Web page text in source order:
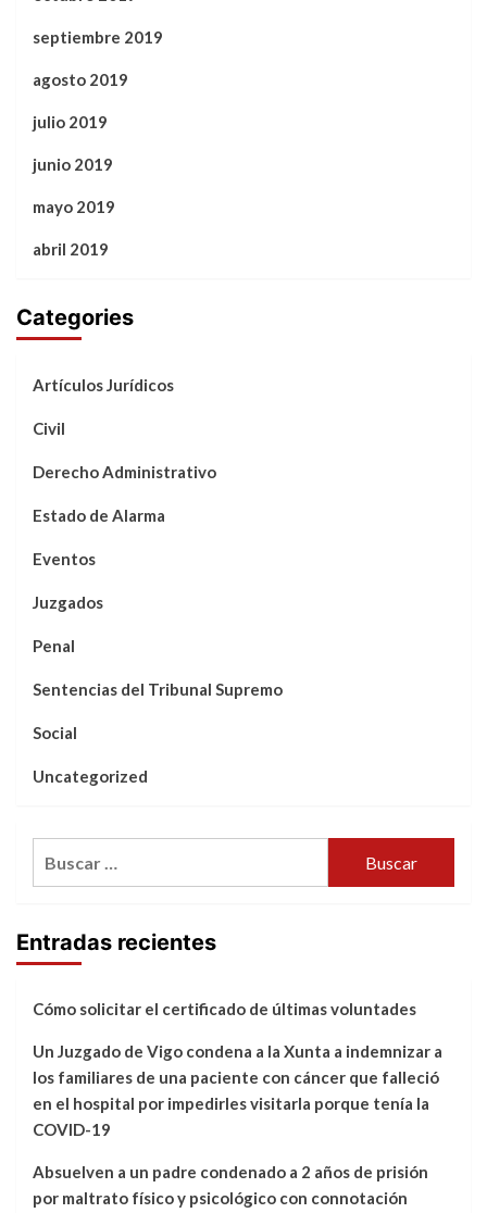
septiembre 2019
agosto 2019
julio 2019
junio 2019
mayo 2019
abril 2019
Categories
Artículos Jurídicos
Civil
Derecho Administrativo
Estado de Alarma
Eventos
Juzgados
Penal
Sentencias del Tribunal Supremo
Social
Uncategorized
Entradas recientes
Cómo solicitar el certificado de últimas voluntades
Un Juzgado de Vigo condena a la Xunta a indemnizar a
los familiares de una paciente con cáncer que falleció
en el hospital por impedirles visitarla porque tenía la
COVID-19
Absuelven a un padre condenado a 2 años de prisión
por maltrato físico y psicológico con connotación